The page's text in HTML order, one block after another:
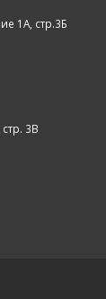
1А, стр.3Б
3В